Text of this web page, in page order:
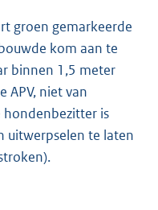
groen gemarkeerde
kom aan te
binnen 1,5 meter
APV, niet van
hondenbezitter is
uitwerpselen te laten